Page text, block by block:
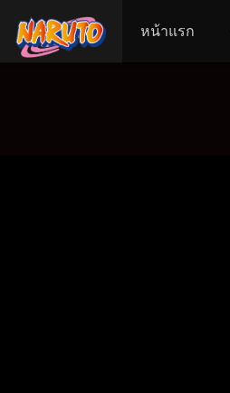
หน้าแรก